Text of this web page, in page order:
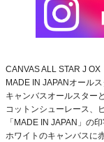
CANVAS ALL STAR J OX
MADE IN JAPANオール
キャンバスオールスター
コットンシューレース、
「MADE IN JAPAN」の
ホワイトのキャンバスに